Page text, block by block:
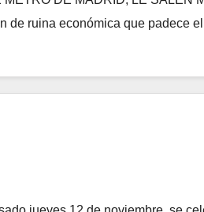
de ruina económica que padece el